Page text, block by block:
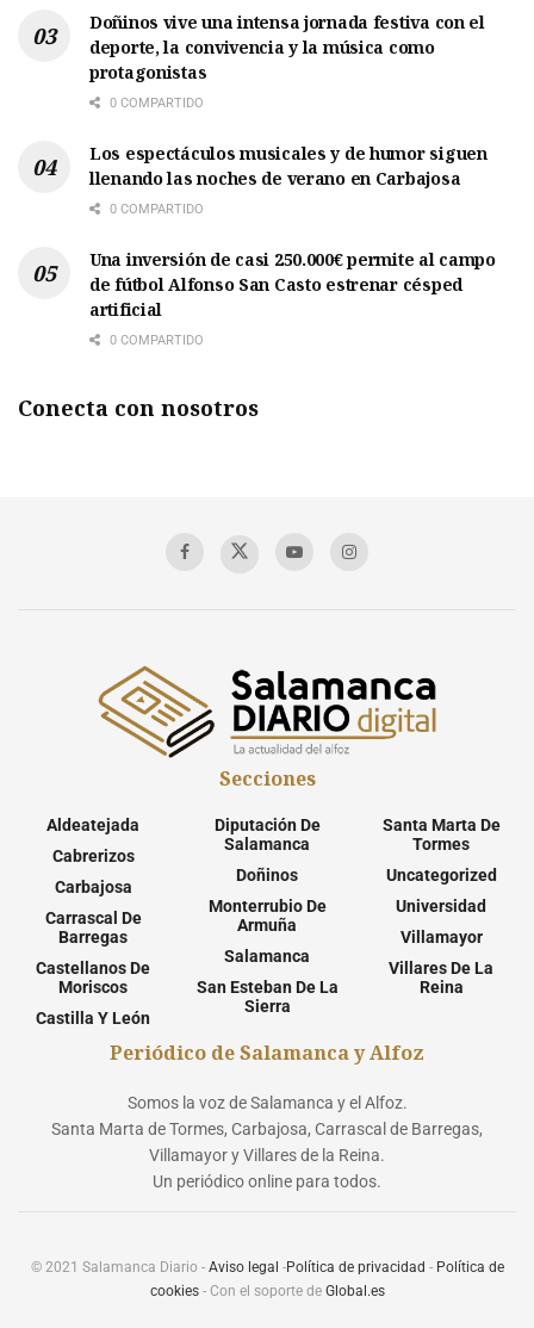
Doñinos vive una intensa jornada festiva con el
deporte, la convivencia y la música como
protagonistas
0 COMPARTIDO
Los espectáculos musicales y de humor siguen
llenando las noches de verano en Carbajosa
0 COMPARTIDO
Una inversión de casi 250.000€ permite al campo
de fútbol Alfonso San Casto estrenar césped
artificial
0 COMPARTIDO
Conecta con nosotros
Secciones
Aldeatejada
Cabrerizos
Carbajosa
Carrascal De
Barregas
Castellanos De
Moriscos
Castilla Y León
Diputación De
Salamanca
Doñinos
Monterrubio De
Armuña
Salamanca
San Esteban De La
Sierra
Santa Marta De
Tormes
Uncategorized
Universidad
Villamayor
Villares De La
Reina
Periódico de Salamanca y Alfoz
Somos la voz de Salamanca y el Alfoz.
Santa Marta de Tormes, Carbajosa, Carrascal de Barregas,
Villamayor y Villares de la Reina.
Un periódico online para todos.
© 2021 Salamanca Diario - Aviso legal -Política de privacidad - Política de
cookies- Con el soporte de Global.es